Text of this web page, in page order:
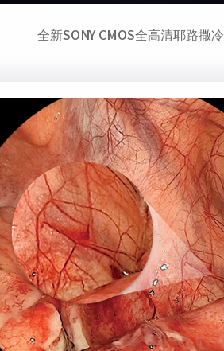
全新SONY CMOS全高清耶路撒冷